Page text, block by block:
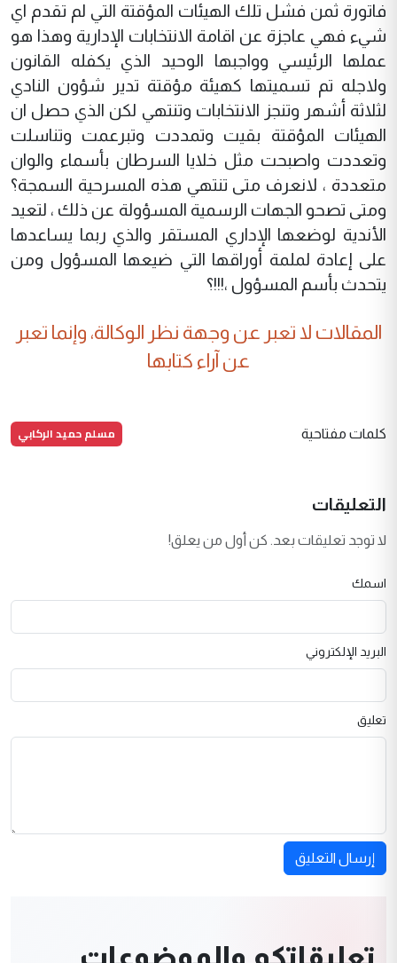
فاتورة ثمن فشل تلك الهيئات المؤقتة التي لم تقدم اي
شيء فهي عاجزة عن اقامة الانتخابات الإدارية وهذا هو
عملها الرئيسي وواجبها الوحيد الذي يكفله القانون
ولاجله تم تسميتها كهيئة مؤقتة تدير شؤون النادي
لثلاثة أشهر وتنجز الانتخابات وتنتهي لكن الذي حصل ان
الهيئات المؤقتة بقيت وتمددت وتبرعمت وتناسلت
وتعددت واصبحت مثل خلايا السرطان بأسماء والوان
متعددة ، لانعرف متى تنتهي هذه المسرحية السمجة؟
ومتى تصحو الجهات الرسمية المسؤولة عن ذلك ، لتعيد
الأندية لوضعها الإداري المستقر والذي ربما يساعدها
على إعادة لملمة أوراقها التي ضيعها المسؤول ومن
يتحدث بأسم المسؤول ،!!!؟
المقالات لا تعبر عن وجهة نظر الوكالة، وإنما تعبر
عن آراء كتابها
كلمات مفتاحية مسلم حميد الركابي
التعليقات
لا توجد تعليقات بعد. كن أول من يعلق!
اسمك
البريد الإلكتروني
تعليق
إرسال التعليق